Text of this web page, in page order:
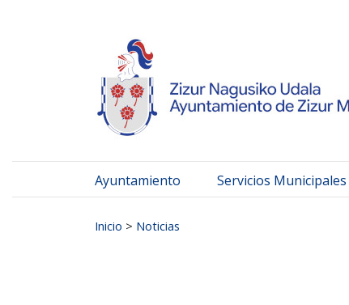
Ayuntamiento Servicios Municipales
Inicio > Noticias